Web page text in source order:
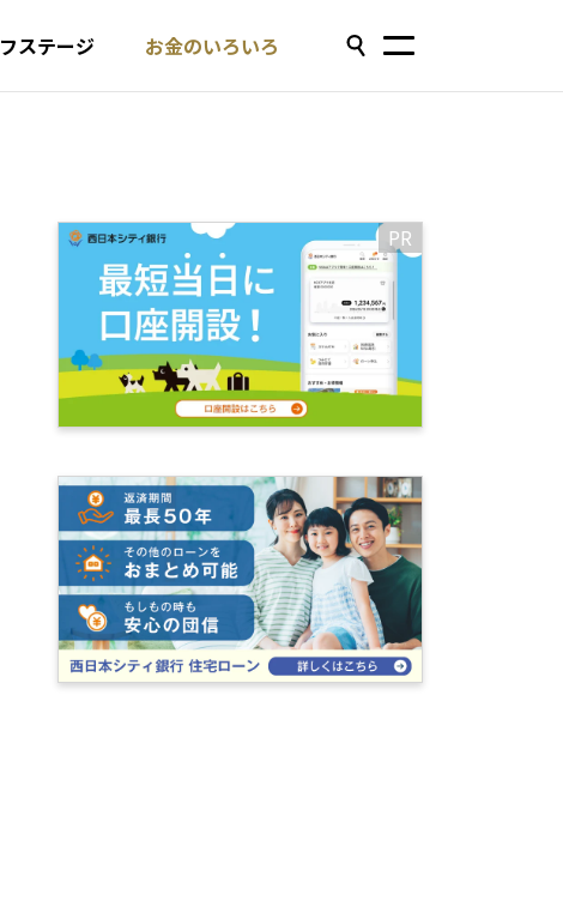
ステージ お金のいろいろ
PR